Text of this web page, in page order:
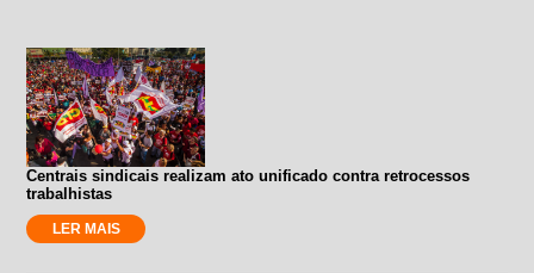
Centrais sindicais realizam ato unificado contra retrocessos
trabalhistas
LER MAIS